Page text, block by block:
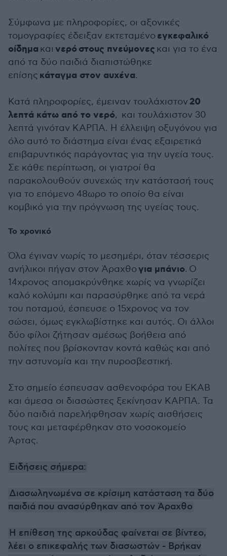
Σύμφωνα με πληροφορίες, οι αξονικές
τομογραφίες έδειξαν εκτεταμένοεγκεφαλικό
οίδημα και νερό στους πνεύμονες και για το ένα
από τα δύο παιδιά διαπιστώθηκε
επίσης κάταγμα στον αυχένα.
Κατά πληροφορίες, έμειναν τουλάχιστον 20
λεπτά κάτω από το νερό, και τουλάχιστον 30
λεπτά γινόταν ΚΑΡΠΑ. Η έλλειψη οξυγόνου για
όλο αυτό το διάστημα είναι ένας εξαιρετικά
επιβαρυντικός παράγοντας για την υγεία τους.
Σε κάθε περίπτωση, οι γιατροί θα
παρακολουθούν συνεχώς την κατάστασή τους
για το επόμενο 48ωρο το οποίο θα είναι
κομβικό για την πρόγνωση της υγείας τους.
Το χρονικό
Όλα έγιναν νωρίς το μεσημέρι, όταν τέσσερις
ανήλικοι πήγαν στον Άραχθογια μπάνιο. Ο
14χρονος απομακρύνθηκε χωρίς να γνωρίζει
καλό κολύμπι και παρασύρθηκε από τα νερά
του ποταμού, έσπευσε ο 15χρονος να τον
σώσει, όμως εγκλωβίστηκε και αυτός. Οι άλλοι
δύο φίλοι ζήτησαν αμέσως βοήθεια από
πολίτες που βρίσκονταν κοντά καθώς και από
την αστυνομία και την πυροσβεστική.
Στο σημείο έσπευσαν ασθενοφόρα του ΕΚΑΒ
και άμεσα οι διασώστες ξεκίνησαν ΚΑΡΠΑ. Τα
δύο παιδιά παρελήφθησαν χωρίς αισθήσεις
τους και μεταφέρθηκαν στο νοσοκομείο
Άρτας.
Ειδήσεις σήμερα:
Διασωληνωμένα σε κρίσιμη κατάσταση τα δύο
παιδιά που ανασύρθηκαν από τον Άραχθο
Η επίθεση της αρκούδας φαίνεται σε βίντεο,
λέει ο επικεφαλής των διασωστών - Βρήκαν